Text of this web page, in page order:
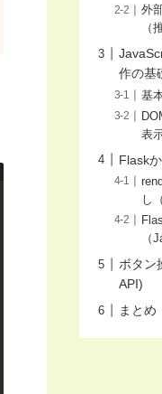
外
（
作の基
基
表
Flask
し
（
ボタン
API)
まとめ